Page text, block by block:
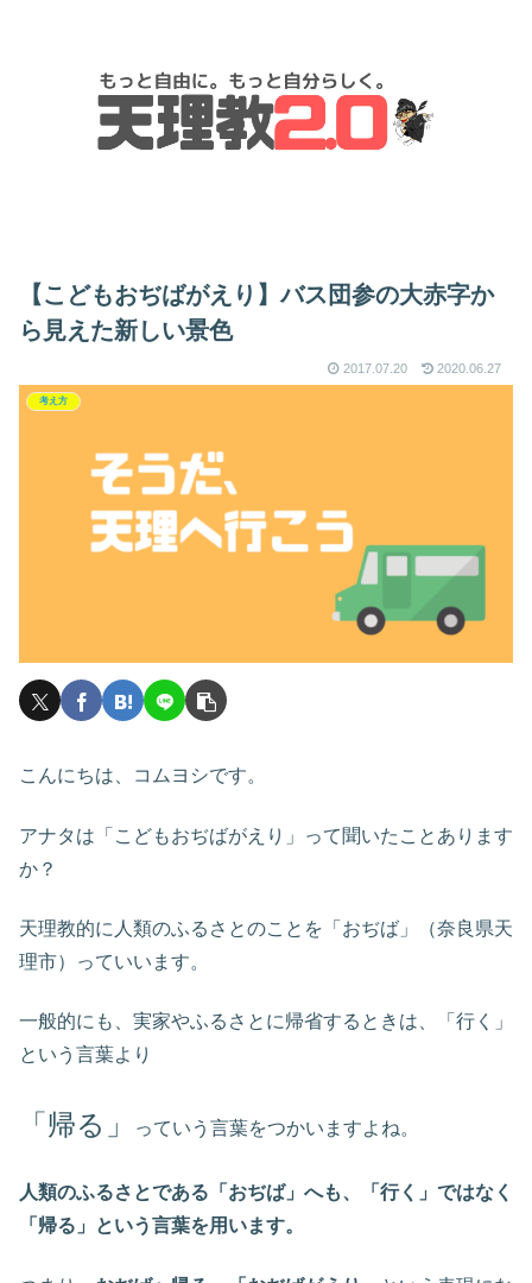
【こどもおぢばがえり】バス団参の大赤字か
ら見えた新しい景色
2017.07.20 2020.06.27
考え方
こんにちは、コムヨシです。
アナタは「こどもおぢばがえり」って聞いたことあります
か？
天理教的に人類のふるさとのことを「おぢば」（奈良県天
理市）っていいます。
一般的にも、実家やふるさとに帰省するときは、「行く」
という言葉より
「帰る」 っていう言葉をつかいますよね。
人類のふるさとである「おぢば」へも、「行く」ではなく
「帰る」という言葉を用います。